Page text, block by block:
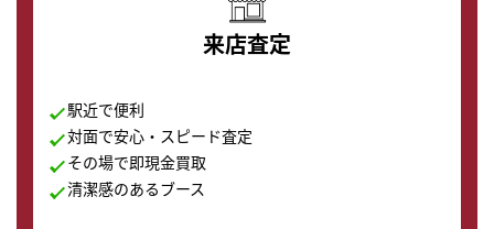
来店査定
駅近で便利
対面で安心・スピード査定
その場で即現金買取
清潔感のあるブース